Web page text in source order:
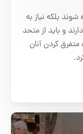
شوند بلکه نیاز به
و باید از متحد
کردن آنان